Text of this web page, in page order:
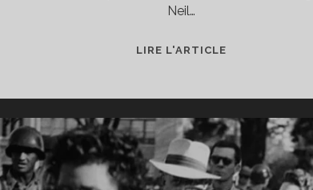
Neil…
LIRE L'ARTICLE
TRUMP » :
QUAND
LA
HAINE